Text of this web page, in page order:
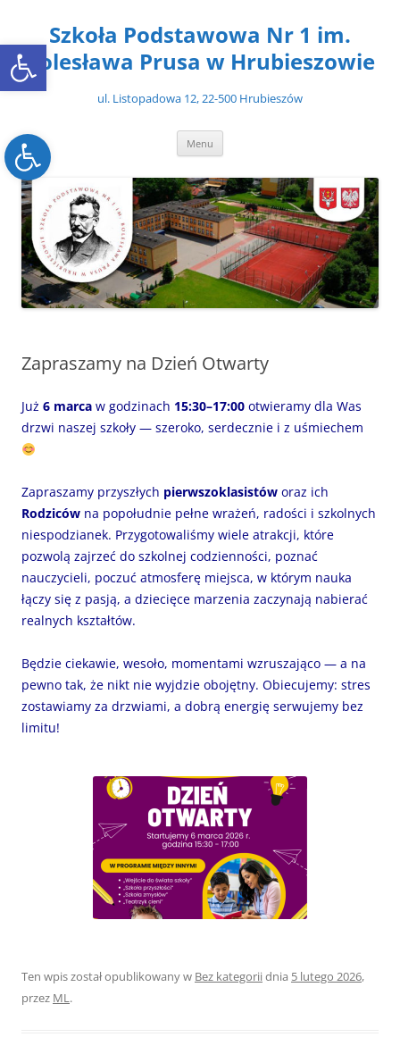
Open toolbar
Open toolbar
treściSzkoła Podstawowa Nr 1 im.
Bolesława Prusa w Hrubieszowie
ul. Listopadowa 12, 22-500 Hrubieszów
Menu
Zapraszamy na Dzień Otwarty
Już 6 marca w godzinach 15:30–17:00 otwieramy dla Was
drzwi naszej szkoły — szeroko, serdecznie i z uśmiechem
Zapraszamy przyszłych pierwszoklasistów oraz ich
Rodziców na popołudnie pełne wrażeń, radości i szkolnych
niespodzianek. Przygotowaliśmy wiele atrakcji, które
pozwolą zajrzeć do szkolnej codzienności, poznać
nauczycieli, poczuć atmosferę miejsca, w którym nauka
łączy się z pasją, a dziecięce marzenia zaczynają nabierać
realnych kształtów.
Będzie ciekawie, wesoło, momentami wzruszająco — a na
pewno tak, że nikt nie wyjdzie obojętny. Obiecujemy: stres
zostawiamy za drzwiami, a dobrą energię serwujemy bez
limitu!
Ten wpis został opublikowany w Bez kategoriidnia 5 lutego 2026,
przez ML.